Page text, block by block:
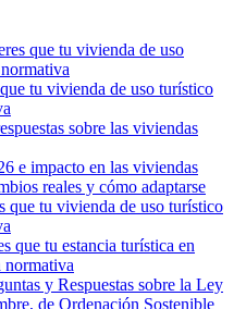
que tu vivienda de uso
tu vivienda de uso turístico
sobre las viviendas
e impacto en las viviendas
reales y cómo adaptarse
tu vivienda de uso turístico
que tu estancia turística en
normativa
y Respuestas sobre la Ley
de Ordenación Sostenible